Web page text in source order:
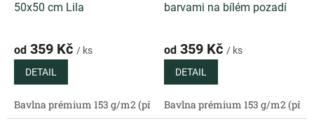
50x50 cm Lila
od 359 Kč / ks
DETAIL
Bavlna prémium 153 g/m2 (přírodní) Bavlněný satén 130 g/
barvami na bílém pozadí
od 359 Kč / ks
DETAIL
Bavlna prémium 153 g/m2